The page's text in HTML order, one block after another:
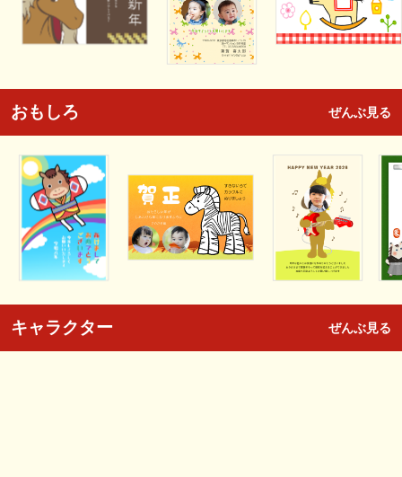
おもしろ ぜんぶ見る
キャラクター ぜんぶ見る